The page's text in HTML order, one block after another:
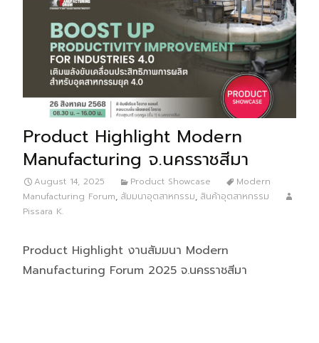
Product Highlight Modern
Manufacturing จ.นครราชสีมา
August 14, 2025 Product Showcase
Modern
Manufacturing Forum, สัมมนาอุตสาหกรรม, สินค้าอุตสาหกรรม
Pissara K.
Product Highlight งานสัมมนา Modern
Manufacturing Forum 2025 จ.นครราชสีมา